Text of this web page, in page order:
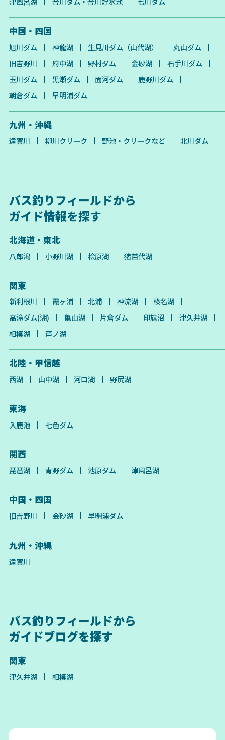
中国・四国
旭川ダム 神龍湖 生見川ダム（山代湖）
丸山ダム
旧吉野川
府中湖 野村ダム 金砂湖
石手川ダム
玉川ダム
黒瀬ダム 面河ダム
鹿野川ダム
朝倉ダム
早明浦ダム
九州・沖縄
遠賀川 柳川クリーク 野池・クリークなど 北川ダム
バス釣りフィールドから
ガイド情報を探す
北海道・東北
八郎潟 小野川湖 桧原湖 猪苗代湖
関東
新利根川 霞ヶ浦 北浦 神流湖
榛名湖
高滝ダム(湖)
亀山湖 片倉ダム 印旛沼
津久井湖
相模湖
芦ノ湖
北陸・甲信越
西湖 山中湖 河口湖 野尻湖
東海
入鹿池 七色ダム
関西
琵琶湖 青野ダム 池原ダム 津風呂湖
中国・四国
旧吉野川 金砂湖 早明浦ダム
九州・沖縄
遠賀川
バス釣りフィールドから
ガイドブログを探す
関東
津久井湖 相模湖